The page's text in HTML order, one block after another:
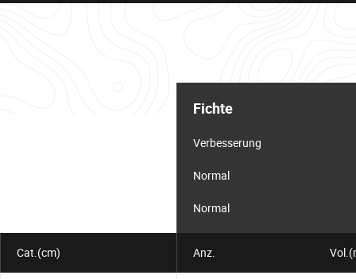
Fichte
Verbesserung
Normal
Normal
Cat.(cm) Anz.